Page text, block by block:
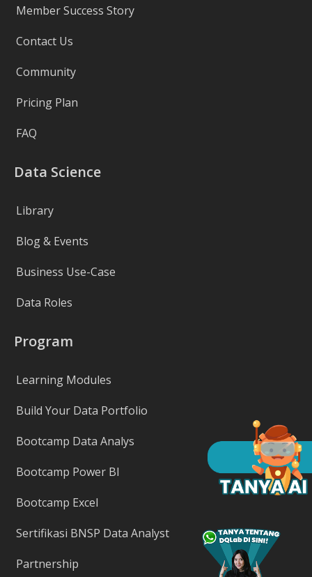
Member Success Story
Contact Us
Community
Pricing Plan
FAQ
Data Science
Library
Blog & Events
Business Use-Case
Data Roles
Program
Learning Modules
Build Your Data Portfolio
Bootcamp Data Analys
Bootcamp Power BI
Bootcamp Excel
Sertifikasi BNSP Data Analyst
Partnership